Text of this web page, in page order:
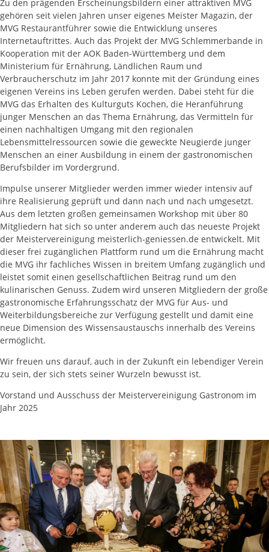
Zu den prägenden Erscheinungsbildern einer attraktiven MVG
gehören seit vielen Jahren unser eigenes Meister Magazin, der
MVG Restaurantführer sowie die Entwicklung unseres
Internetauftrittes. Auch das Projekt der MVG Schlemmerbande in
Kooperation mit der AOK Baden-Württemberg und dem
Ministerium für Ernährung, Ländlichen Raum und
Verbraucherschutz im Jahr 2017 konnte mit der Gründung eines
eigenen Vereins ins Leben gerufen werden. Dabei steht für die
MVG das Erhalten des Kulturguts Kochen, die Heranführung
junger Menschen an das Thema Ernährung, das Vermitteln für
einen nachhaltigen Umgang mit den regionalen
Lebensmittelressourcen sowie die geweckte Neugierde junger
Menschen an einer Ausbildung in einem der gastronomischen
Berufsbilder im Vordergrund.
Impulse unserer Mitglieder werden immer wieder intensiv auf
ihre Realisierung geprüft und dann nach und nach umgesetzt.
Aus dem letzten großen gemeinsamen Workshop mit über 80
Mitgliedern hat sich so unter anderem auch das neueste Projekt
der Meistervereinigung meisterlich-geniessen.de entwickelt. Mit
dieser frei zugänglichen Plattform rund um die Ernährung macht
die MVG ihr fachliches Wissen in breitem Umfang zugänglich und
leistet somit einen gesellschaftlichen Beitrag rund um den
kulinarischen Genuss. Zudem wird unseren Mitgliedern der große
gastronomische Erfahrungsschatz der MVG für Aus- und
Weiterbildungsbereiche zur Verfügung gestellt und damit eine
neue Dimension des Wissensaustauschs innerhalb des Vereins
ermöglicht.
Wir freuen uns darauf, auch in der Zukunft ein lebendiger Verein
zu sein, der sich stets seiner Wurzeln bewusst ist.
Vorstand und Ausschuss der Meistervereinigung Gastronom im
Jahr 2025